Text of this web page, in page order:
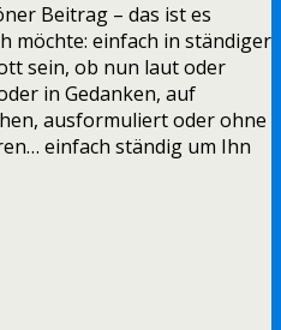
Beitrag – das ist es
möchte: einfach in ständiger
sein, ob nun laut oder
in Gedanken, auf
ausformuliert oder ohne
einfach ständig um Ihn